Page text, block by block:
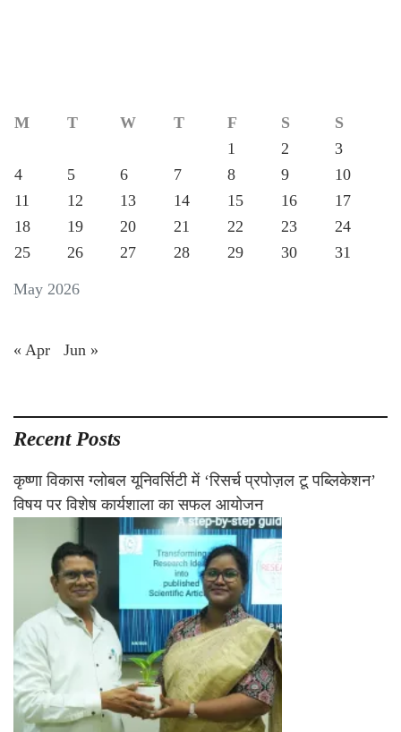
May 2026
M T W T F S
S
1
2
3
4
5 6 7 8 9
10
11
12 13 14 15 16
17
18
19 20 21 22 23
24
25
26 27 28 29 30 31
« Apr Jun »
Recent Posts
कृष्णा विकास ग्लोबल यूनिवर्सिटी में ‘रिसर्च प्रपोज़ल टू पब्लिकेशन’
विषय पर विशेष कार्यशाला का सफल आयोजन